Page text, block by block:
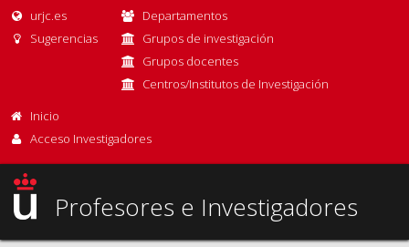
urjc.es
Sugerencias
Departamentos
Grupos de investigación
Grupos docentes
Centros/Institutos de Investigación
Inicio
Acceso Investigadores
Profesores e Investigadores